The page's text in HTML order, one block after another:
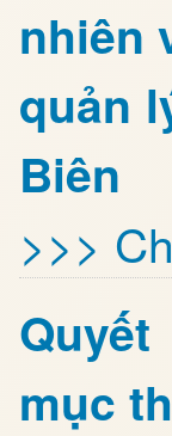
nhiên
quản
Biên
>>>
mục